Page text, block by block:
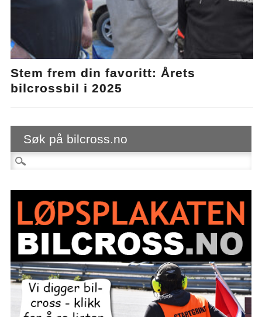
Stem frem din favoritt: Årets
bilcrossbil i 2025
Søk på bilcross.no
Søk etter: